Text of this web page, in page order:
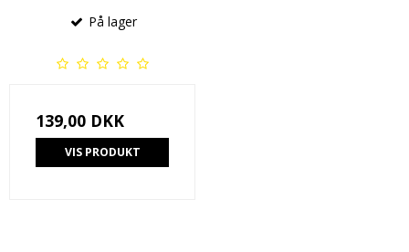
På lager
139,00 DKK
VIS PRODUKT